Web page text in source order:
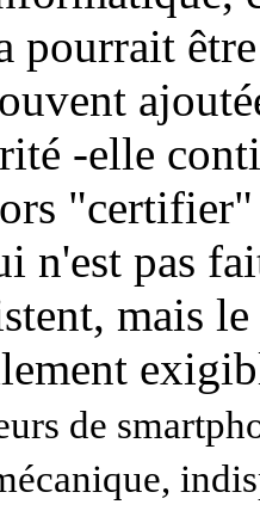
pourrait
-elle
"certifier"
n'est pas
mais
de